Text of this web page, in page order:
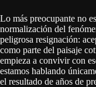
Lo más preocupante no
normalización del
peligrosa resignación:
como parte del paisaje
empieza a convivir con
estamos hablando
el resultado de años de